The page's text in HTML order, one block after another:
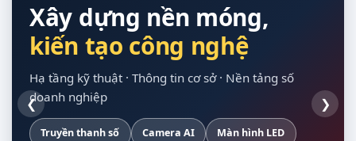
Xây dựng nền móng,
kiến tạo công nghệ
Hạ tầng kỹ thuật · Thông tin cơ sở · Nền tảng số
doanh nghiệp
Truyền thanh số Camera AI Màn hình LED
hạ tầng kỹ thuật
Xây dựng dân dụng Giao thông Nội thất
quan sát được hiện
trường
cho doanh nghiệp
Nền Odoo Hạ tầng máy chủ Sao lưu tự động
vòng đời dự án
Khảo sát trên bản đồ số Dự toán theo định mức
❮ ❯